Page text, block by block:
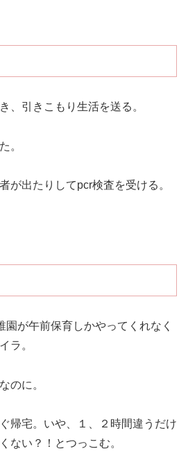
、引きこもり生活を送る。
。
が出たりしてpcr検査を受ける。
園が午前保育しかやってくれなく
ラ。
のに。
帰宅。いや、１、２時間違うだけ
ない？！とつっこむ。